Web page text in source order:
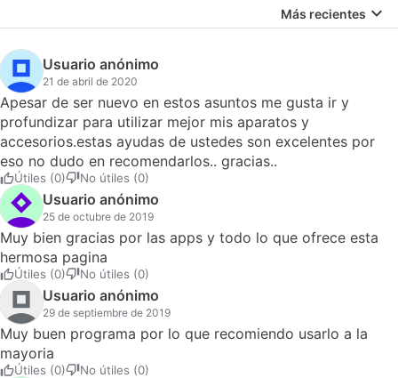
Más recientes
Usuario anónimo
21 de abril de 2020
Apesar de ser nuevo en estos asuntos me gusta ir y
profundizar para utilizar mejor mis aparatos y
accesorios.estas ayudas de ustedes son excelentes por
eso no dudo en recomendarlos.. gracias..
Útiles (0) No útiles (0)
Usuario anónimo
25 de octubre de 2019
Muy bien gracias por las apps y todo lo que ofrece esta
hermosa pagina
Útiles (0) No útiles (0)
Usuario anónimo
29 de septiembre de 2019
Muy buen programa por lo que recomiendo usarlo a la
mayoria
Útiles (0) No útiles (0)